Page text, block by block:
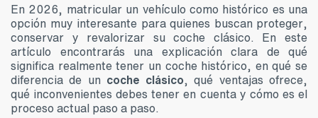
En 2026, matricular un vehículo como histórico es una
opción muy interesante para quienes buscan proteger,
conservar y revalorizar su coche clásico. En este
artículo encontrarás una explicación clara de qué
significa realmente tener un coche histórico, en qué se
diferencia de un coche clásico, qué ventajas ofrece,
qué inconvenientes debes tener en cuenta y cómo es el
proceso actual paso a paso.